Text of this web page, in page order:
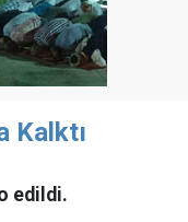
Kalktı
edildi.